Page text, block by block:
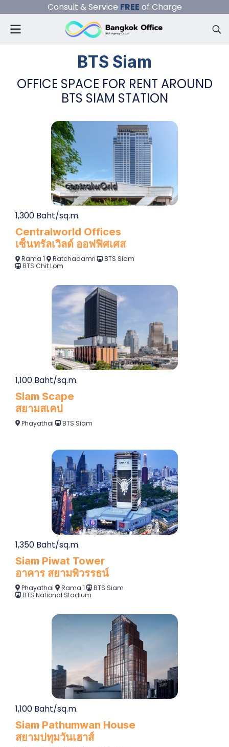
Consult & Service FREE of Charge
BTS Siam
OFFICE SPACE FOR RENT AROUND
BTS SIAM STATION
1,300 Baht/sq.m.
Centralworld Offices
เซ็นทรัลเวิลด์ ออฟฟิศเศส
Rama 1 Ratchadamri
BTS Siam
BTS Chit Lom
1,100 Baht/sq.m.
Siam Scape
สยามสเคป
Phayathai BTS Siam
1,350 Baht/sq.m.
Siam Piwat Tower
อาคาร สยามพิวรรธน์
Phayathai Rama 1
BTS Siam
BTS National Stadium
1,100 Baht/sq.m.
Siam Pathumwan House
สยามปทุมวันเฮาส์